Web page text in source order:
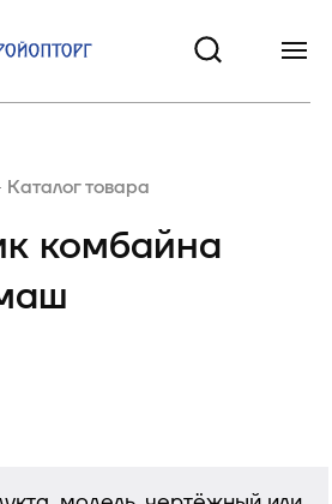
Каталог товара
комбайна